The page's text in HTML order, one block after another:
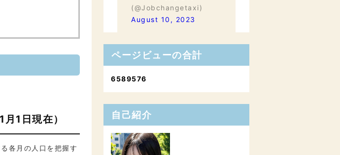
1日現在）
各月の人口を把握す
(@Jobchangetaxi)
August 10, 2023
ページビューの合計
6589576
自己紹介